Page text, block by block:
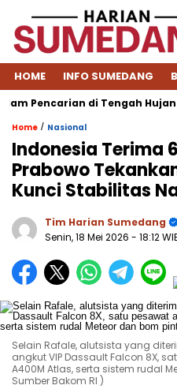
HOME INFO SUMEDANG
di Tengah Hujan
Home / Nasional
Indonesia Terima
Prabowo
Kunci Stabilitas
Tim Harian Sumedang
Senin, 18 Mei 2026 - 18:12
Selain Rafale, alutsista yang
angkut VIP Dassault Falcon 8X,
A400M Atlas, serta sistem rudal
Sumber Bakom RI )